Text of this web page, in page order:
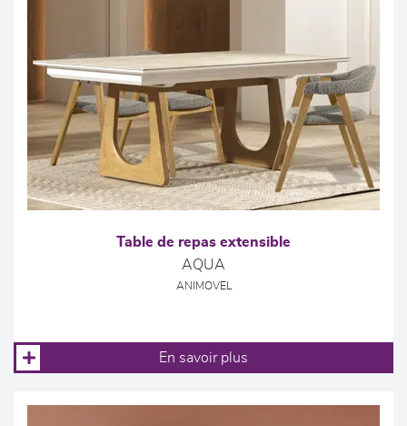
Table de repas extensible
AQUA
ANIMOVEL
En savoir plus